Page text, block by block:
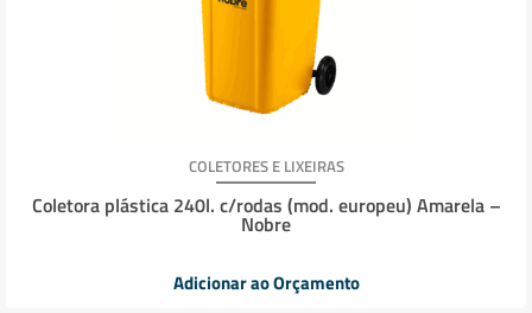
COLETORES E LIXEIRAS
Coletora plástica 240l. c/rodas (mod. europeu) Amarela –
Nobre
Adicionar ao Orçamento